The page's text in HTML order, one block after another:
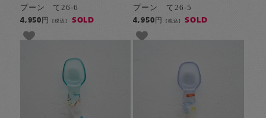
プーン て26-6
4,950円[税込] SOLD
プーン て26-5
4,950円 [税込] SOLD